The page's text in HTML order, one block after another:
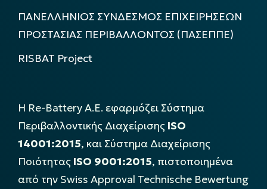
ΠΑΝΕΛΛΗΝΙΟΣ ΣΥΝΔΕΣΜΟΣ ΕΠΙΧΕΙΡΗΣΕΩΝ
ΠΡΟΣΤΑΣΙΑΣ ΠΕΡΙΒΑΛΛΟΝΤΟΣ (ΠΑΣΕΠΠΕ)
RISBAT Project
Η Re-Battery Α.Ε. εφαρμόζει Σύστημα
Περιβαλλοντικής Διαχείρισης ISO
14001:2015, και Σύστημα Διαχείρισης
Ποιότητας ISO 9001:2015, πιστοποιημένα
από την Swiss Approval Technische Bewertung